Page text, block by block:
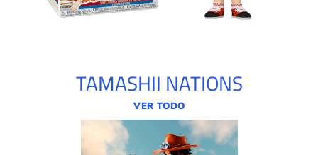
TAMASHII NATIONS
VER TODO